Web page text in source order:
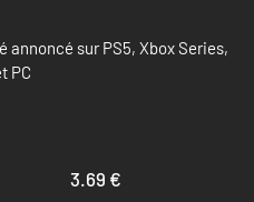
with them to solve light-
through the gorgeous
annoncé sur PS5, Xbox Series,
PC
3.69 €